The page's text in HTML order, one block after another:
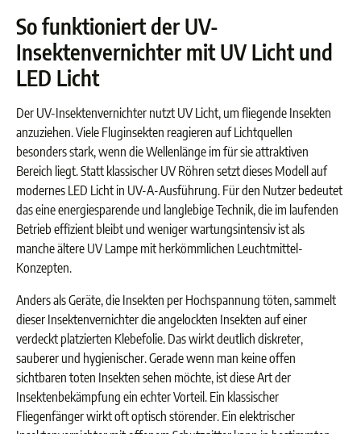
So funktioniert der UV-
Insektenvernichter mit UV Licht und
LED Licht
Der UV-Insektenvernichter nutzt UV Licht, um fliegende Insekten
anzuziehen. Viele Fluginsekten reagieren auf Lichtquellen
besonders stark, wenn die Wellenlänge im für sie attraktiven
Bereich liegt. Statt klassischer UV Röhren setzt dieses Modell auf
modernes LED Licht in UV-A-Ausführung. Für den Nutzer bedeutet
das eine energiesparende und langlebige Technik, die im laufenden
Betrieb effizient bleibt und weniger wartungsintensiv ist als
manche ältere UV Lampe mit herkömmlichen Leuchtmittel-
Konzepten.
Anders als Geräte, die Insekten per Hochspannung töten, sammelt
dieser Insektenvernichter die angelockten Insekten auf einer
verdeckt platzierten Klebefolie. Das wirkt deutlich diskreter,
sauberer und hygienischer. Gerade wenn man keine offen
sichtbaren toten Insekten sehen möchte, ist diese Art der
Insektenbekämpfung ein echter Vorteil. Ein klassischer
Fliegenfänger wirkt oft optisch störender. Ein elektrischer